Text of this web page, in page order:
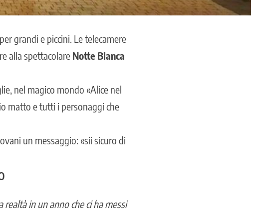
grandi e piccini. Le telecamere
alla spettacolareNotte Bianca
nel magico mondo «Alice nel
matto e tutti i personaggi che
un messaggio: «sii sicuro di
realtà in un anno che ci ha messi